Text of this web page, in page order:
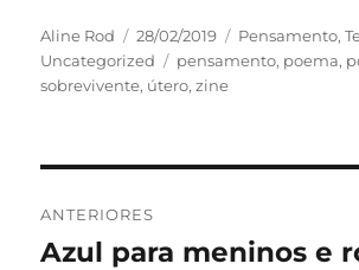
Autor
Aline Rod
Publicado
em
28/02/2019 Categorias
Pensamento,
Uncategorized
Tags
pensamento, poema,
sobrevivente, útero,zine
de
ANTERIORES
Post
Azul para meninos e